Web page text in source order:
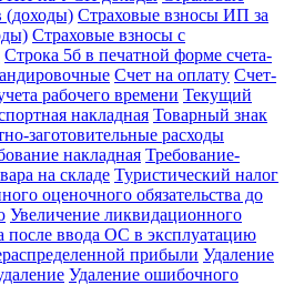
(доходы) Страховые взносы ИП за
Страховые взносы с
Строка 5б в печатной форме счета-
Счет на оплату Счет-
рабочего времени Текущий
накладная Товарный знак
заготовительные расходы
накладная Требование-
на складе Туристический налог
оценочного обязательства до
Увеличение ликвидационного
после ввода ОС в эксплуатацию
прибыли Удаление
Удаление ошибочного